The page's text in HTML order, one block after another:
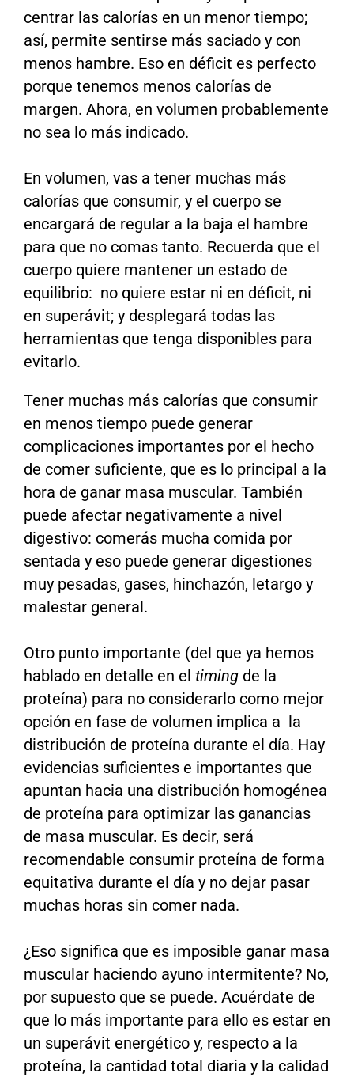
centrar las calorías en un menor tiempo;
así, permite sentirse más saciado y con
menos hambre. Eso en déficit es perfecto
porque tenemos menos calorías de
margen. Ahora, en volumen probablemente
no sea lo más indicado.
En volumen, vas a tener muchas más
calorías que consumir, y el cuerpo se
encargará de regular a la baja el hambre
para que no comas tanto. Recuerda que el
cuerpo quiere mantener un estado de
equilibrio: no quiere estar ni en déficit, ni
en superávit; y desplegará todas las
herramientas que tenga disponibles para
evitarlo.
Tener muchas más calorías que consumir
en menos tiempo puede generar
complicaciones importantes por el hecho
de comer suficiente, que es lo principal a la
hora de ganar masa muscular. También
puede afectar negativamente a nivel
digestivo: comerás mucha comida por
sentada y eso puede generar digestiones
muy pesadas, gases, hinchazón, letargo y
malestar general.
Otro punto importante (del que ya hemos
hablado en detalle en el timingde la
proteína) para no considerarlo como mejor
opción en fase de volumen implica a la
distribución de proteína durante el día. Hay
evidencias suficientes e importantes que
apuntan hacia una distribución homogénea
de proteína para optimizar las ganancias
de masa muscular. Es decir, será
recomendable consumir proteína de forma
equitativa durante el día y no dejar pasar
muchas horas sin comer nada.
¿Eso significa que es imposible ganar masa
muscular haciendo ayuno intermitente? No,
por supuesto que se puede. Acuérdate de
que lo más importante para ello es estar en
un superávit energético y, respecto a la
proteína, la cantidad total diaria y la calidad